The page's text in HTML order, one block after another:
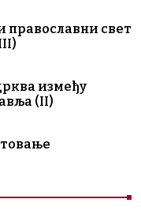
православни свет
између
(II)